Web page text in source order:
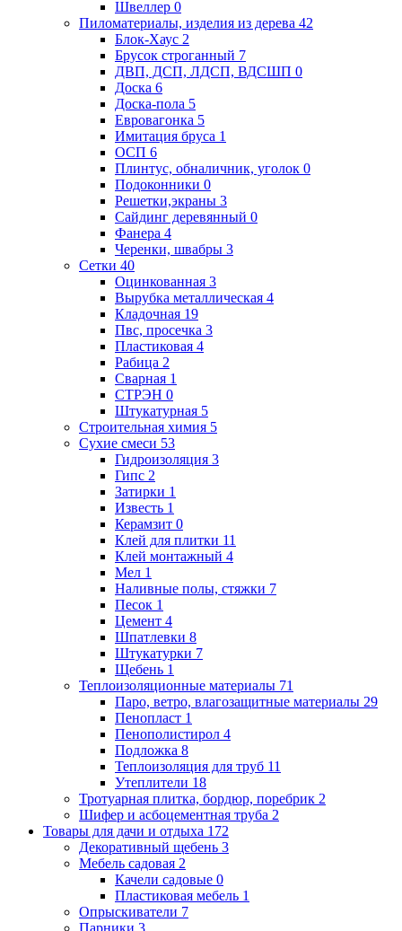
Швеллер 0
Пиломатериалы, изделия из дерева 42
Блок-Хаус 2
Брусок строганный 7
ДВП, ДСП, ЛДСП, ВДСШП 0
Доска 6
Доска-пола 5
Евровагонка 5
Имитация бруса 1
ОСП 6
Плинтус, обналичник, уголок 0
Подоконники 0
Решетки,экраны 3
Сайдинг деревянный 0
Фанера 4
Черенки, швабры 3
Сетки 40
Оцинкованная 3
Вырубка металлическая 4
Кладочная 19
Пвс, просечка 3
Пластиковая 4
Рабица 2
Сварная 1
СТРЭН 0
Штукатурная 5
Строительная химия 5
Сухие смеси 53
Гидроизоляция 3
Гипс 2
Затирки 1
Известь 1
Керамзит 0
Клей для плитки 11
Клей монтажный 4
Мел 1
Наливные полы, стяжки 7
Песок 1
Цемент 4
Шпатлевки 8
Штукатурки 7
Щебень 1
Теплоизоляционные материалы 71
Паро, ветро, влагозащитные материалы 29
Пенопласт 1
Пенополистирол 4
Подложка 8
Теплоизоляция для труб 11
Утеплители 18
Тротуарная плитка, бордюр, поребрик 2
Шифер и асбоцементная труба 2
Товары для дачи и отдыха 172
Декоративный щебень 3
Мебель садовая 2
Качели садовые 0
Пластиковая мебель 1
Опрыскиватели 7